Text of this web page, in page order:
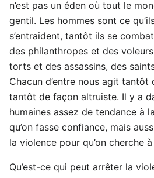
n’est pas un éden où tout le
gentil. Les hommes sont ce
s’entraident, tantôt ils se
des philanthropes et des
torts et des assassins, des
Chacun d’entre nous agit tantôt
tantôt de façon altruiste. Il y a
humaines assez de tendance à
qu’on fasse confiance, mais
la violence pour qu’on cherche à
Qu’est-ce qui peut arrêter la